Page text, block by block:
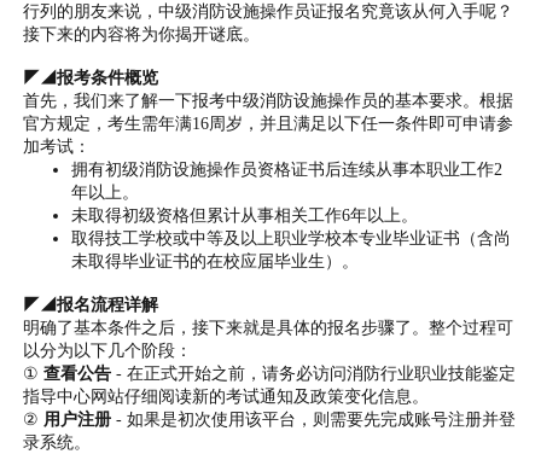
行列的朋友来说，中级消防设施操作员证报名究竟该从何入手呢？
接下来的内容将为你揭开谜底。
◤◢报考条件概览
首先，我们来了解一下报考中级消防设施操作员的基本要求。根据
官方规定，考生需年满16周岁，并且满足以下任一条件即可申请参
加考试：
拥有初级消防设施操作员资格证书后连续从事本职业工作2
年以上。
未取得初级资格但累计从事相关工作6年以上。
取得技工学校或中等及以上职业学校本专业毕业证书（含尚
未取得毕业证书的在校应届毕业生）。
◤◢报名流程详解
明确了基本条件之后，接下来就是具体的报名步骤了。整个过程可
以分为以下几个阶段：
①查看公告 - 在正式开始之前，请务必访问消防行业职业技能鉴定
指导中心网站仔细阅读新的考试通知及政策变化信息。
② 用户注册 - 如果是初次使用该平台，则需要先完成账号注册并登
录系统。